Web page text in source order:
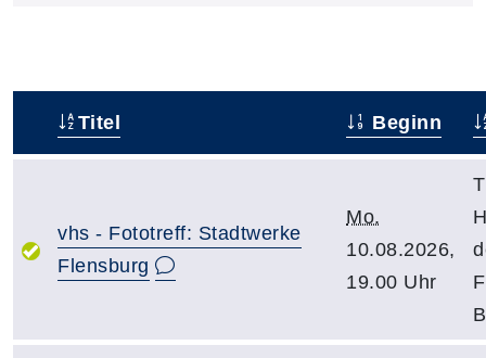
Titel Beginn
vhs - Fototreff: Stadtwerke
Flensburg
Mo.
10.08.2026,
19.00 Uhr